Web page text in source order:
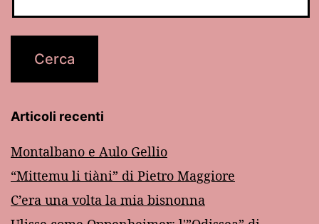
Articoli recenti
Montalbano e Aulo Gellio
“Mittemu li tiàni” di Pietro Maggiore
C’era una volta la mia bisnonna